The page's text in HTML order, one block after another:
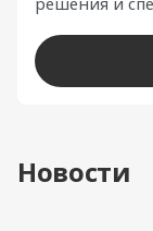
Новости